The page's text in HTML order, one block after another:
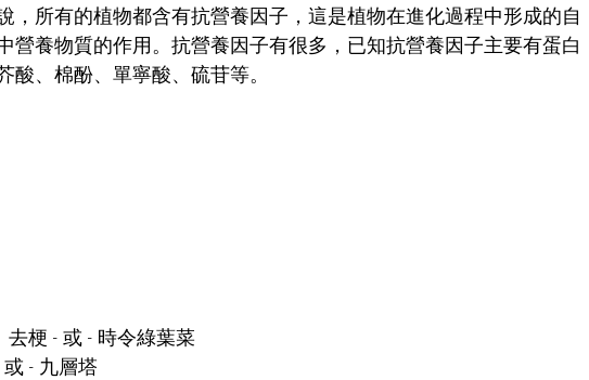
，所有的植物都含有抗營養因子，這是植物在進化過程中形成的自
營養物質的作用。抗營養因子有很多，已知抗營養因子主要有蛋白
、棉酚、單寧酸、硫苷等。
藍、去梗 - 或 - 時令綠葉菜
勒 - 或 - 九層塔